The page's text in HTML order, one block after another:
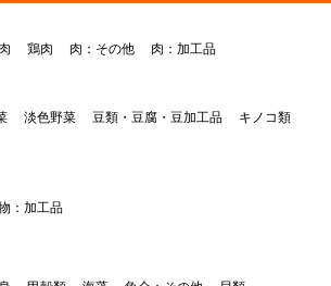
鶏肉 肉：その他 肉：加工品
淡色野菜 豆類・豆腐・豆加工品
キノコ類
：加工品